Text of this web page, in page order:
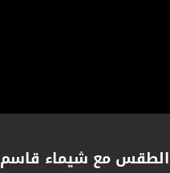
قاسم 25-10-2018 قناة دجلة الفضائية